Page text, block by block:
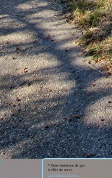
charges (entretien
agence charge
un usage standard :
estimation : 01/01/
sont disponibles